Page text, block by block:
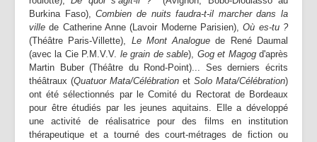
Burkina Faso),Combien de nuits faudra-t-il marcher dans la
ville de Catherine Anne (Lavoir Moderne Parisien),Où es-tu ?
(Théâtre Paris-Villette), Le Mont Analogue de René Daumal
(avec la Cie P.M.V.V. le grain de sable), Gog et Magogd'après
Martin Buber (Théâtre du Rond-Point)... Ses derniers écrits
théâtraux (Quatuor Mata/Célébration et Solo Mata/Célébration)
ont été sélectionnés par le Comité du Rectorat de Bordeaux
pour être étudiés par les jeunes aquitains. Elle a développé
une activité de réalisatrice pour des films en institution
thérapeutique et a tourné des court-métrages de fiction ou